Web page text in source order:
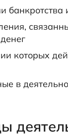
которых
в